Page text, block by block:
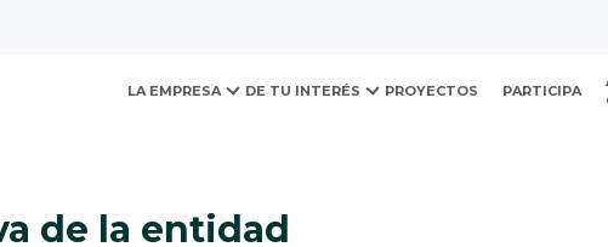
y Desarrollo
LA EMPRESA DE TU INTERÉS PROYECTOS PARTICIPA
de la entidad